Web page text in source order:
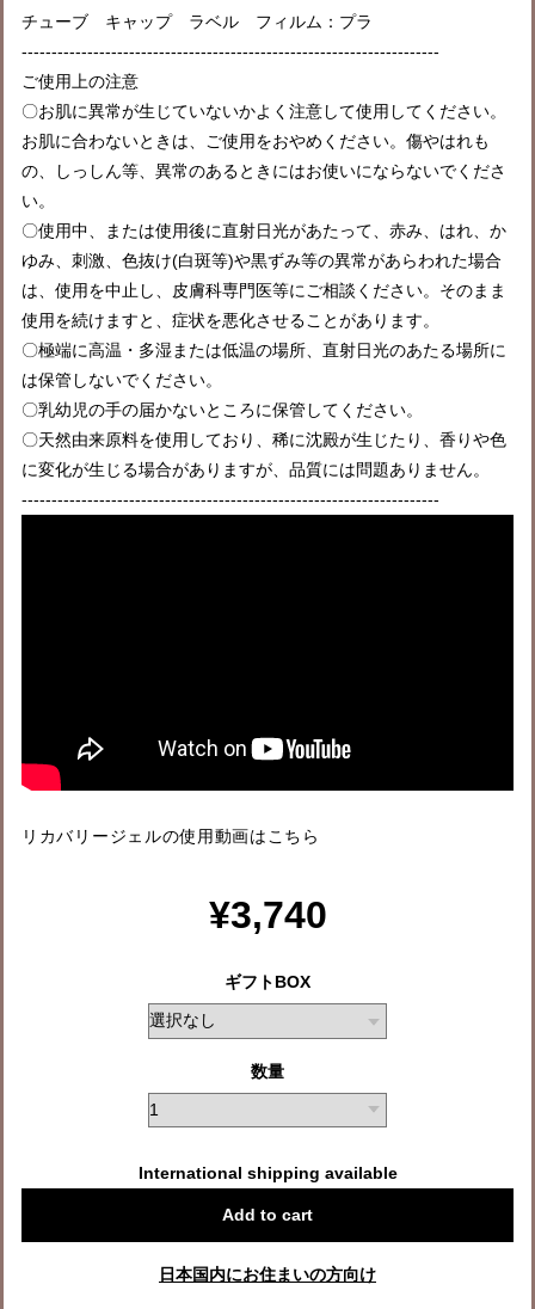
チューブ キャップ ラベル フィルム：プラ
----------------------------------------------------------------------
ご使用上の注意
〇お肌に異常が生じていないかよく注意して使用してください。
お肌に合わないときは、ご使用をおやめください。傷やはれも
の、しっしん等、異常のあるときにはお使いにならないでくださ
い。
〇使用中、または使用後に直射日光があたって、赤み、はれ、か
ゆみ、刺激、色抜け(白斑等)や黒ずみ等の異常があらわれた場合
は、使用を中止し、皮膚科専門医等にご相談ください。そのまま
使用を続けますと、症状を悪化させることがあります。
〇極端に高温・多湿または低温の場所、直射日光のあたる場所に
は保管しないでください。
〇乳幼児の手の届かないところに保管してください。
〇天然由来原料を使用しており、稀に沈殿が生じたり、香りや色
に変化が生じる場合がありますが、品質には問題ありません。
----------------------------------------------------------------------
リカバリージェルの使用動画はこちら
¥3,740
ギフトBOX
数量
International shipping available
Add to cart
日本国内にお住まいの方向け